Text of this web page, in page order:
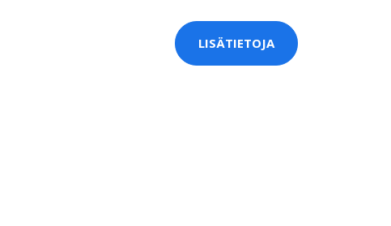
LISÄTIETOJA